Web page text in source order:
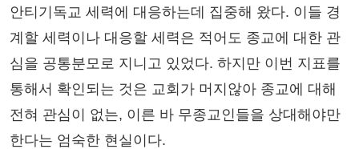
안티기독교 세력에 대응하는데 집중해 왔다. 이들 경
계할 세력이나 대응할 세력은 적어도 종교에 대한 관
심을 공통분모로 지니고 있었다. 하지만 이번 지표를
통해서 확인되는 것은 교회가 머지않아 종교에 대해
전혀 관심이 없는, 이른 바 무종교인들을 상대해야만
한다는 엄숙한 현실이다.